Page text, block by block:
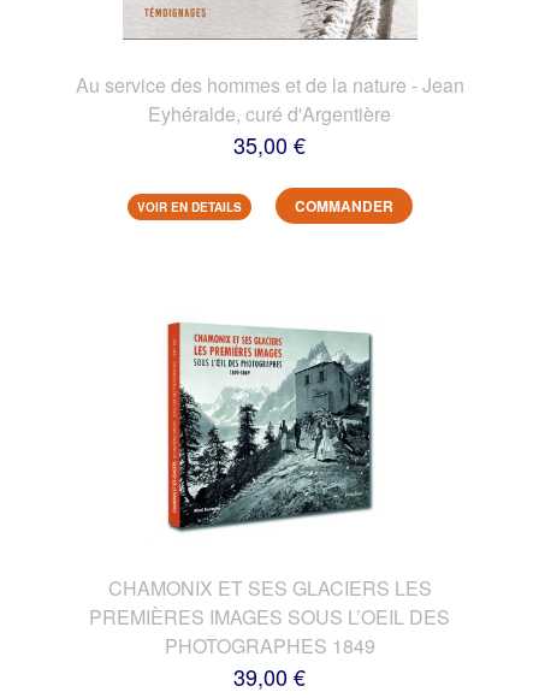
Au service des hommes et de la nature - Jean
Eyhéralde, curé d'Argentière
35,00 €
VOIR EN DETAILS COMMANDER
CHAMONIX ET SES GLACIERS LES
PREMIÈRES IMAGES SOUS L’OEIL DES
PHOTOGRAPHES 1849
39,00 €